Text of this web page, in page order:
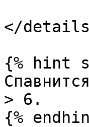
</
{% hint
> 6.
{%